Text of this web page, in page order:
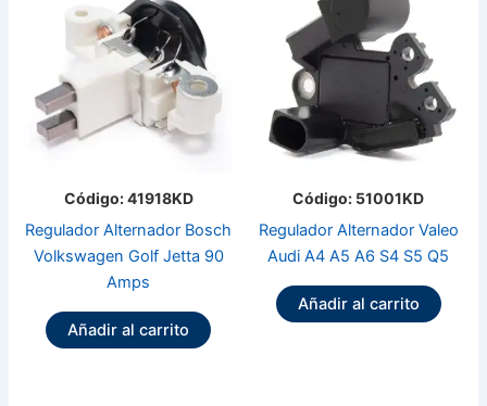
Código: 41918KD
Regulador Alternador Bosch
Volkswagen Golf Jetta 90
Amps
Añadir al carrito
Código: 51001KD
Regulador Alternador Valeo
Audi A4 A5 A6 S4 S5 Q5
Añadir al carrito